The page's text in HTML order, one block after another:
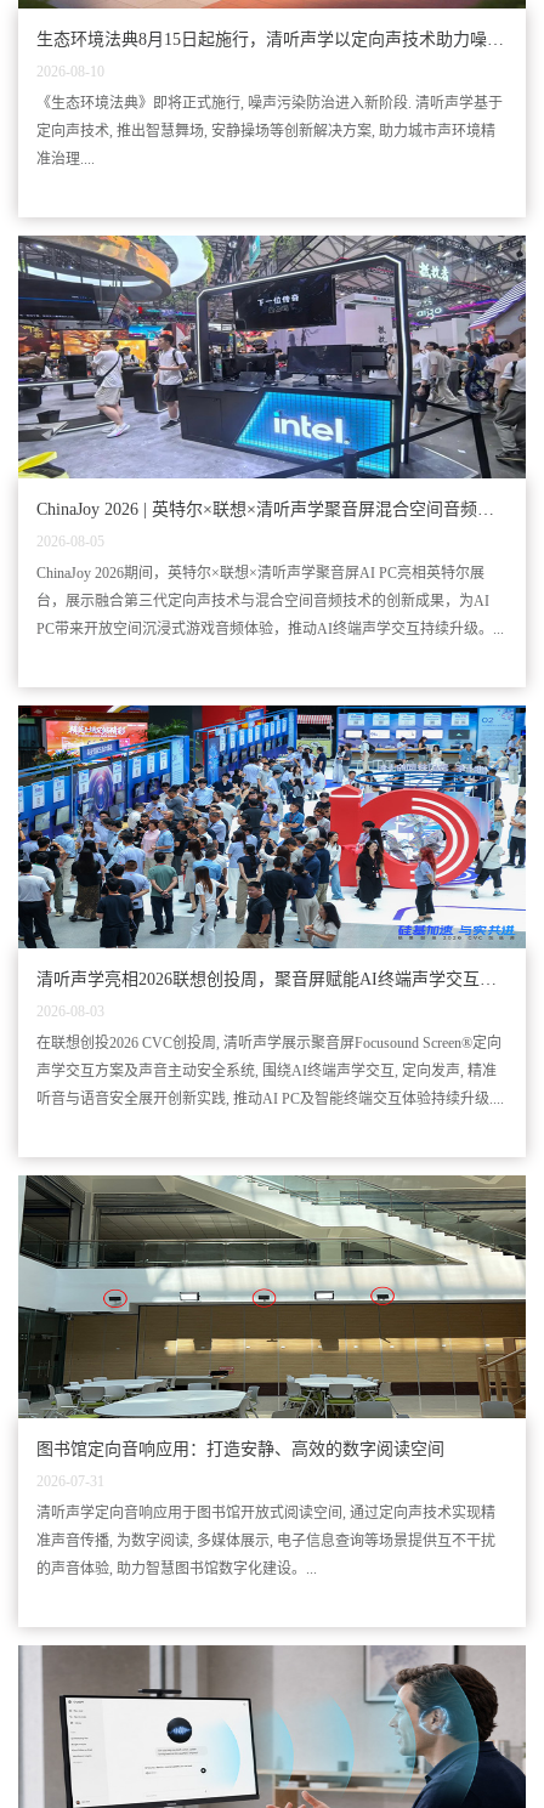
生态环境法典8月15日起施行，清听声学以定向声技术助力噪声
精准治理
2026-08-10
《生态环境法典》即将正式施行, 噪声污染防治进入新阶段. 清听声学基于
定向声技术, 推出智慧舞场, 安静操场等创新解决方案, 助力城市声环境精
准治理....
ChinaJoy 2026 | 英特尔×联想×清听声学聚音屏混合空间音频技
术首秀
2026-08-05
ChinaJoy 2026期间，英特尔×联想×清听声学聚音屏AI PC亮相英特尔展
台，展示融合第三代定向声技术与混合空间音频技术的创新成果，为AI
PC带来开放空间沉浸式游戏音频体验，推动AI终端声学交互持续升级。...
清听声学亮相2026联想创投周，聚音屏赋能AI终端声学交互升
级
2026-08-03
在联想创投2026 CVC创投周, 清听声学展示聚音屏Focusound Screen®定向
声学交互方案及声音主动安全系统, 围绕AI终端声学交互, 定向发声, 精准
听音与语音安全展开创新实践, 推动AI PC及智能终端交互体验持续升级....
图书馆定向音响应用：打造安静、高效的数字阅读空间
2026-07-31
清听声学定向音响应用于图书馆开放式阅读空间, 通过定向声技术实现精
准声音传播, 为数字阅读, 多媒体展示, 电子信息查询等场景提供互不干扰
的声音体验, 助力智慧图书馆数字化建设。...